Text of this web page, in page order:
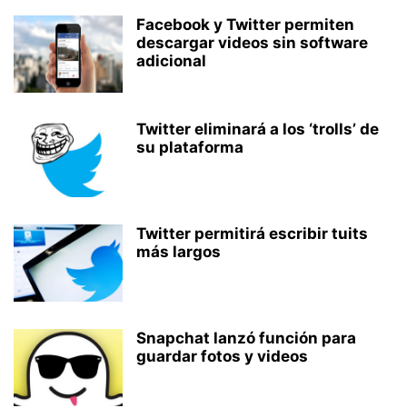
Facebook y Twitter permiten
descargar videos sin software
adicional
Twitter eliminará a los ‘trolls’ de
su plataforma
Twitter permitirá escribir tuits
más largos
Snapchat lanzó función para
guardar fotos y videos